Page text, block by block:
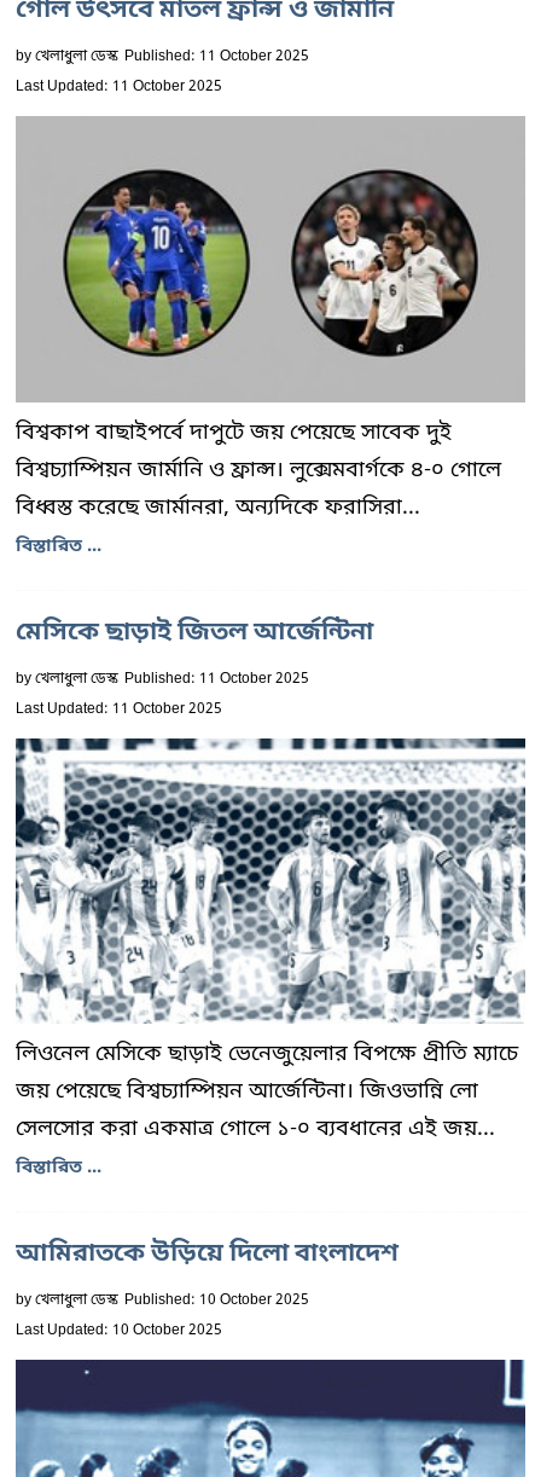
গোল উৎসবে মাতল ফ্রান্স ও জার্মানি
byখেলাধুলা ডেস্ক Published: 11 October 2025
Last Updated: 11 October 2025
বিশ্বকাপ বাছাইপর্বে দাপুটে জয় পেয়েছে সাবেক দুই
বিশ্বচ্যাম্পিয়ন জার্মানি ও ফ্রান্স। লুক্সেমবার্গকে ৪-০ গোলে
বিধ্বস্ত করেছে জার্মানরা, অন্যদিকে ফরাসিরা...
বিস্তারিত ...
মেসিকে ছাড়াই জিতল আর্জেন্টিনা
byখেলাধুলা ডেস্ক Published: 11 October 2025
Last Updated: 11 October 2025
লিওনেল মেসিকে ছাড়াই ভেনেজুয়েলার বিপক্ষে প্রীতি ম্যাচে
জয় পেয়েছে বিশ্বচ্যাম্পিয়ন আর্জেন্টিনা। জিওভান্নি লো
সেলসোর করা একমাত্র গোলে ১-০ ব্যবধানের এই জয়...
বিস্তারিত ...
আমিরাতকে উড়িয়ে দিলো বাংলাদেশ
byখেলাধুলা ডেস্ক Published: 10 October 2025
Last Updated: 10 October 2025